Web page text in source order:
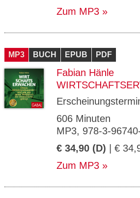
Zum MP3
MP3 BUCH EPUB PDF
Fabian Hänle
606 Minuten
MP3, 978-3-
€ 34,90 (D) | €
Zum MP3